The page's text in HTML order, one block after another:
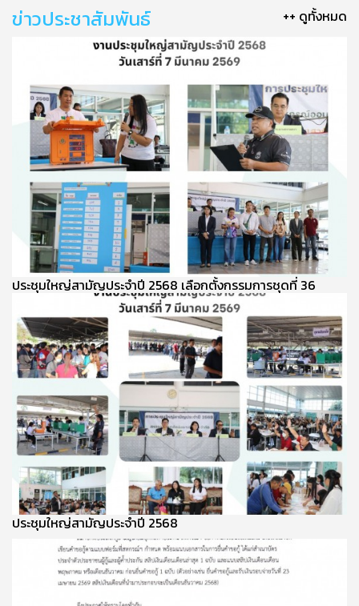
ข่าวประชาสัมพันธ์ ++ ดูทั้งหมด
ประชุมใหญ่สามัญประจำปี 2568 เลือกตั้งกรรมการชุดที่ 36
ประชุมใหญ่สามัญประจำปี 2568